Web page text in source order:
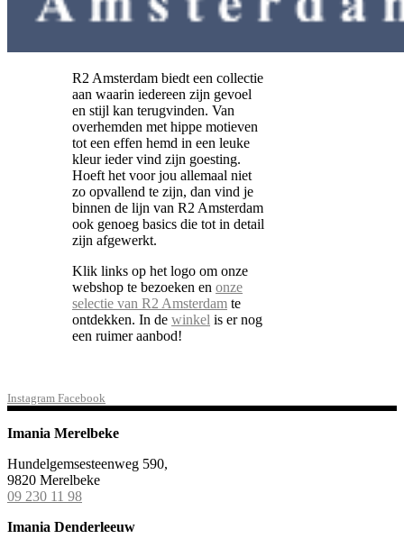
R2 Amsterdam biedt een collectie
aan waarin iedereen zijn gevoel
en stijl kan terugvinden. Van
overhemden met hippe motieven
tot een effen hemd in een leuke
kleur ieder vind zijn goesting.
Hoeft het voor jou allemaal niet
zo opvallend te zijn, dan vind je
binnen de lijn van R2 Amsterdam
ook genoeg basics die tot in detail
zijn afgewerkt.
Klik links op het logo om onze
webshop te bezoeken en onze
selectie van R2 Amsterdam te
ontdekken. In de winkel is er nog
een ruimer aanbod!
Instagram Facebook
Imania Merelbeke
Hundelgemsesteenweg 590,
9820 Merelbeke
09 230 11 98
Imania Denderleeuw